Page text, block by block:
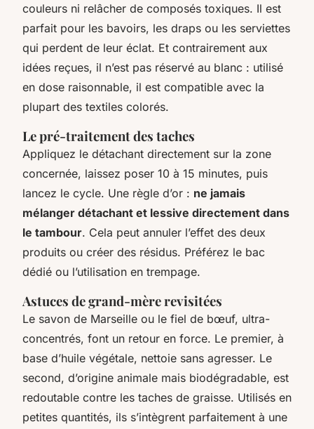
couleurs ni relâcher de composés toxiques. Il est
parfait pour les bavoirs, les draps ou les serviettes
qui perdent de leur éclat. Et contrairement aux
idées reçues, il n’est pas réservé au blanc : utilisé
en dose raisonnable, il est compatible avec la
plupart des textiles colorés.
Le pré-traitement des taches
Appliquez le détachant directement sur la zone
concernée, laissez poser 10 à 15 minutes, puis
lancez le cycle. Une règle d’or : ne jamais
mélanger détachant et lessive directement dans
le tambour. Cela peut annuler l’effet des deux
produits ou créer des résidus. Préférez le bac
dédié ou l’utilisation en trempage.
Astuces de grand-mère revisitées
Le savon de Marseille ou le fiel de bœuf, ultra-
concentrés, font un retour en force. Le premier, à
base d’huile végétale, nettoie sans agresser. Le
second, d’origine animale mais biodégradable, est
redoutable contre les taches de graisse. Utilisés en
petites quantités, ils s’intègrent parfaitement à une